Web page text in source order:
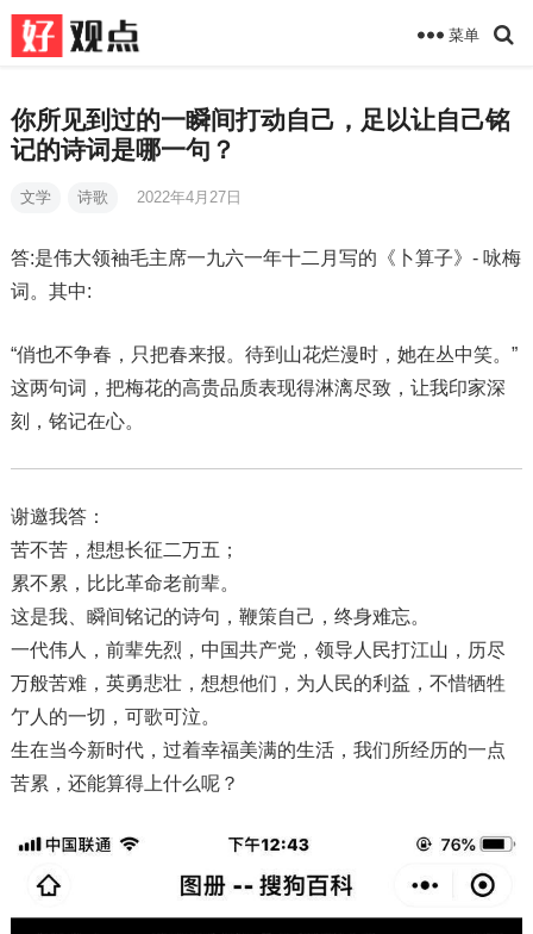
菜单
你所见到过的一瞬间打动自己，足以让自己铭
记的诗词是哪一句？
文学 诗歌 2022年4月27日
答:是伟大领袖毛主席一九六一年十二月写的《卜算子》- 咏梅
词。其中:
“俏也不争春，只把春来报。待到山花烂漫时，她在丛中笑。”
这两句词，把梅花的高贵品质表现得淋漓尽致，让我印家深
刻，铭记在心。
谢邀我答：
苦不苦，想想长征二万五；
累不累，比比革命老前辈。
这是我、瞬间铭记的诗句，鞭策自己，终身难忘。
一代伟人，前辈先烈，中国共产党，领导人民打江山，历尽
万般苦难，英勇悲壮，想想他们，为人民的利益，不惜牺牲
亇人的一切，可歌可泣。
生在当今新时代，过着幸福美满的生活，我们所经历的一点
苦累，还能算得上什么呢？